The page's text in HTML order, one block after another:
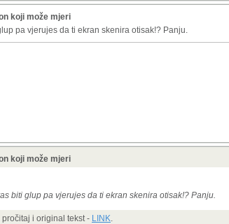
koji može mjeri
pa vjerujes da ti ekran skenira otisak!? Panju.
koji može mjeri
biti glup pa vjerujes da ti ekran skenira otisak!? Panju.
i original tekst - LINK.